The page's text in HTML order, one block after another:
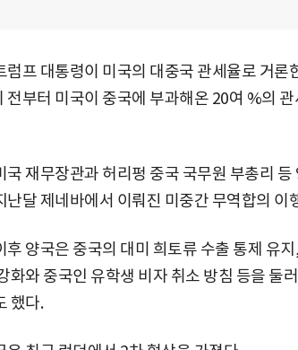
럼프 대통령이 미국의 대중국 관세율로 거론
전부터 미국이 중국에 부과해온 20여 %의
국 재무장관과 허리펑 중국 국무원 부총리
난달 제네바에서 이뤄진 미중간 무역합의 이
후 양국은 중국의 대미 희토류 수출 통제 유
화와 중국인 유학생 비자 취소 방침 등을 둘
했다.